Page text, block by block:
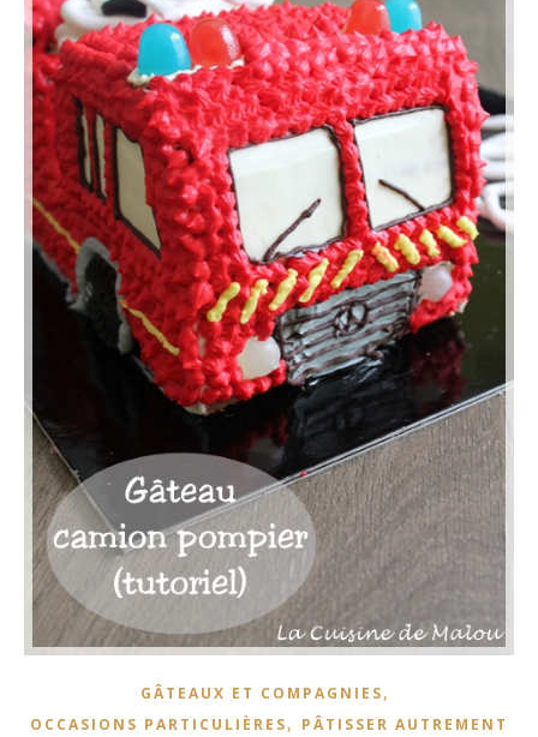
GÂTEAUX ET COMPAGNIES,
OCCASIONS PARTICULIÈRES, PÂTISSER AUTREMENT